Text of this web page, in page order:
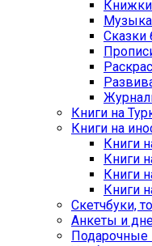
Книжки
Книги на
Книги на
Книги
Книги
Книги
Книги
Cкетчбуки,
Анкеты и
Подарочные